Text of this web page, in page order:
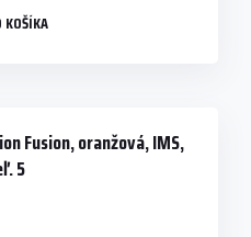
KOŠÍKA
Fusion, oranžová, IMS,
5